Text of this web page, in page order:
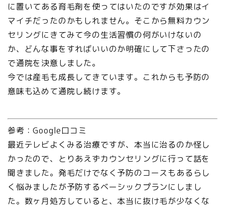
に置いてある育毛剤を使ってはいたのですが効果はイ
マイチだったのかもしれません。そこから無料カウン
セリングにきてみて今の生活習慣の何がいけないの
か、どんな事をすればいいのか明確にして下さったの
で通院を決意しました。
今では産毛も成長してきています。これからも予防の
意味も込めて通院し続けます。
参考：Google口コミ
最近テレビよくみる治療ですが、本当に治るのか怪し
かったので、とりあえずカウンセリングに行って話を
聞きました。発毛だけでなく予防のコースもあるらし
く悩みましたが予防するベーシックプランにしまし
た。数ヶ月処方していると、本当に抜け毛が少なくな